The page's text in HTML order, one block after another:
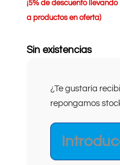
¡5% de descuento
a productos en oferta)
Sin existencias
¿Te gustaría
repongamos